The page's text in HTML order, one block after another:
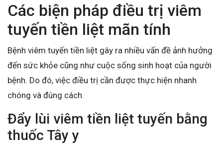
Các biện pháp điều trị viêm
tuyến tiền liệt mãn tính
Bệnh viêm tuyến tiền liệt gây ra nhiều vấn đề ảnh hưởng
đến sức khỏe cũng như cuộc sống sinh hoạt của người
bệnh. Do đó, việc điều trị cần được thực hiện nhanh
chóng và đúng cách.
Đẩy lùi viêm tiền liệt tuyến bằng
thuốc Tây y